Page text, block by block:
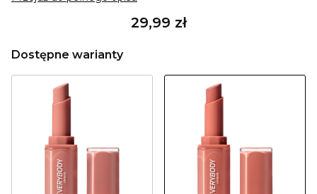
Cena
29,99 zł
Dostępne warianty